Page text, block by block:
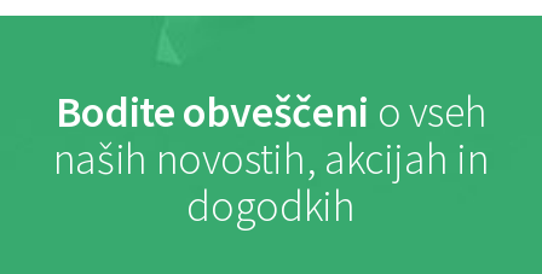
Bodite obveščeni o vseh
naših novostih, akcijah in
dogodkih